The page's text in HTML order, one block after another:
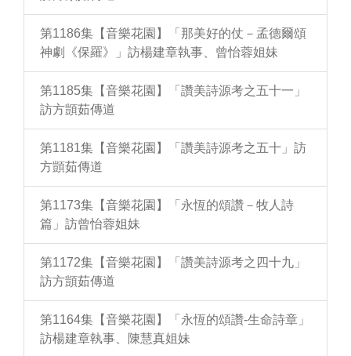
第1186集【音樂花園】「那美好的仗－孟德爾頌
神劇《保羅》」訪楊建章執事、曾怡蓉姐妹
第1185集【音樂花園】「讚美詩源考之五十一」
訪方顗茹傳道
第1181集【音樂花園】「讚美詩源考之五十」訪
方顗茹傳道
第1173集【音樂花園】「永恆的頌讚－牧人詩
篇」訪曾怡蓉姐妹
第1172集【音樂花園】「讚美詩源考之四十九」
訪方顗茹傳道
第1164集【音樂花園】「永恆的頌讚-生命詩章」
訪楊建章執事、陳慧真姐妹